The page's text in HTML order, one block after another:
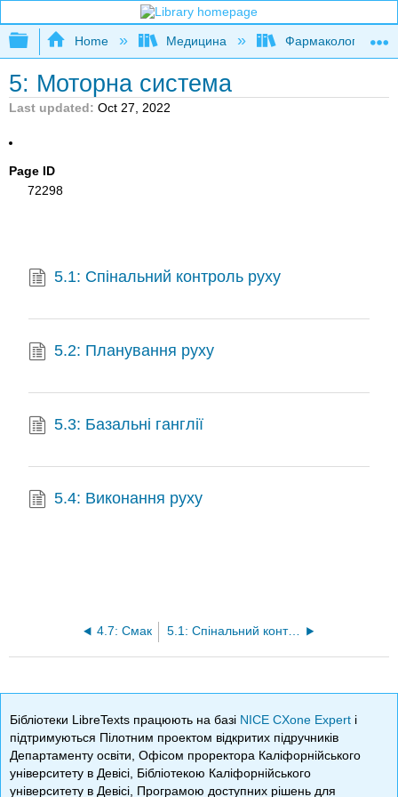
Expand/collapse global hierarchy
Home Медицина Фармакологія та
5: Моторна система
Last updated Oct 27, 2022
Page ID
72298
5.1: Спінальний контроль руху
5.2: Планування руху
5.3: Базальні ганглії
5.4: Виконання руху
4.7: Смак 5.1: Спінальний контроль руху
Бібліотеки LibreTexts працюють на базі NICE CXone Expert і
підтримуються Пілотним проектом відкритих підручників
Департаменту освіти, Офісом проректора Каліфорнійського
університету в Девісі, Бібліотекою Каліфорнійського
університету в Девісі, Програмою доступних рішень для